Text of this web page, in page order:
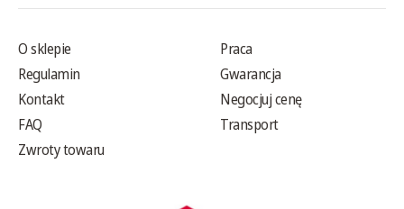
O sklepie
Regulamin
Kontakt
FAQ
Zwroty towaru
Praca
Gwarancja
Negocjuj cenę
Transport